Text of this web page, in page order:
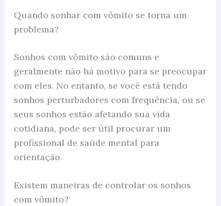
Quando sonhar com vômito se torna um
problema?
Sonhos com vômito são comuns e
geralmente não há motivo para se preocupar
com eles. No entanto, se você está tendo
sonhos perturbadores com frequência, ou se
seus sonhos estão afetando sua vida
cotidiana, pode ser útil procurar um
profissional de saúde mental para
orientação.
Existem maneiras de controlar os sonhos
com vômito?